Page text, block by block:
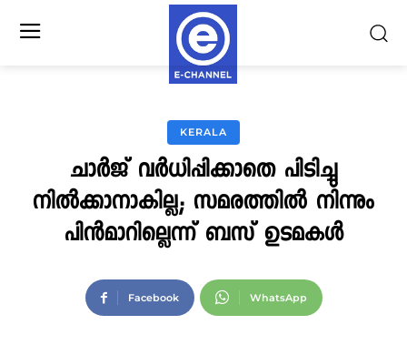
KERALA
ചാർജ് വർധിപ്പിക്കാതെ പിടിച്ചു
നില്‍ക്കാനാകില്ല; സമരത്തില്‍ നിന്നും
പിന്‍മാറില്ലെന്ന് ബസ് ഉടമകള്‍
Facebook WhatsApp